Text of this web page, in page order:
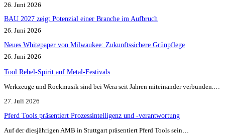
26. Juni 2026
BAU 2027 zeigt Potenzial einer Branche im Aufbruch​
26. Juni 2026
Neues Whitepaper von Milwaukee: Zukunftssichere Grünpflege
26. Juni 2026
Tool Rebel-Spirit auf Metal-Festivals
Werkzeuge und Rockmusik sind bei Wera seit Jahren miteinander verbunden.…
27. Juli 2026
Pferd Tools präsentiert Prozessintelligenz und -verantwortung
Auf der diesjährigen AMB in Stuttgart präsentiert Pferd Tools sein…